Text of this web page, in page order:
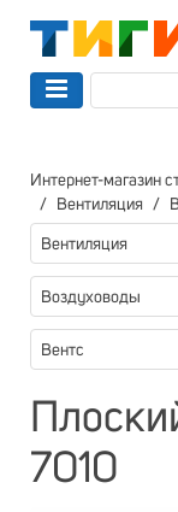
Интернет-магазин
Вентиляция
Вентиляция
Воздуховоды
Вентс
7010